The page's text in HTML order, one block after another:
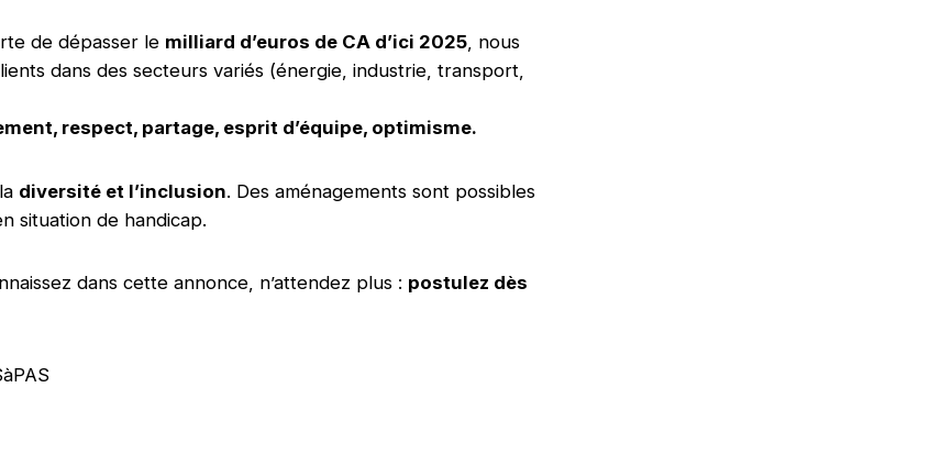
de dépasser le milliard d’euros de CA d’ici 2025, nous
dans des secteurs variés (énergie, industrie, transport,
respect, partage, esprit d’équipe, optimisme.
diversité et l’inclusion. Des aménagements sont possibles
situation de handicap.
dans cette annonce, n’attendez plus : postulez dès